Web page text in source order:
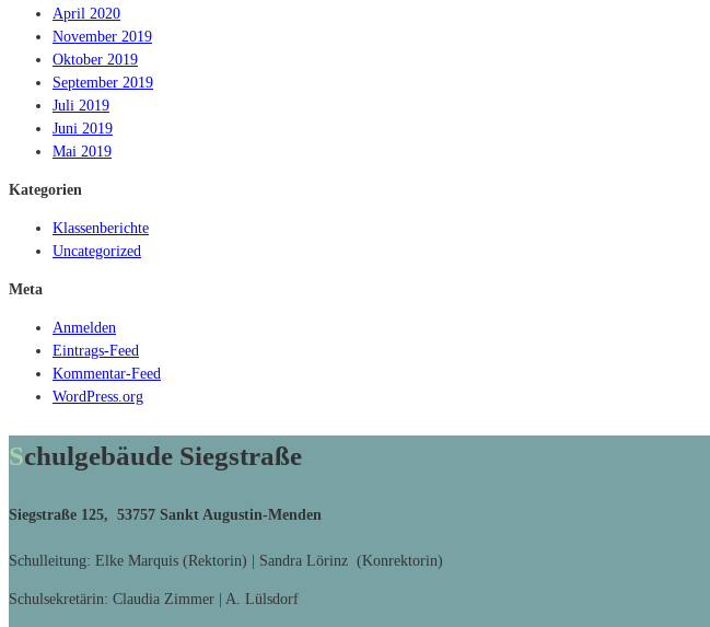
April 2020
November 2019
Oktober 2019
September 2019
Juli 2019
Juni 2019
Mai 2019
Kategorien
Klassenberichte
Uncategorized
Meta
Anmelden
Eintrags-Feed
Kommentar-Feed
WordPress.org
Schulgebäude Siegstraße
Siegstraße 125, 53757 Sankt Augustin-Menden
Schulleitung: Elke Marquis (Rektorin) | Sandra Lörinz (Konrektorin)
Schulsekretärin: Claudia Zimmer | A. Lülsdorf